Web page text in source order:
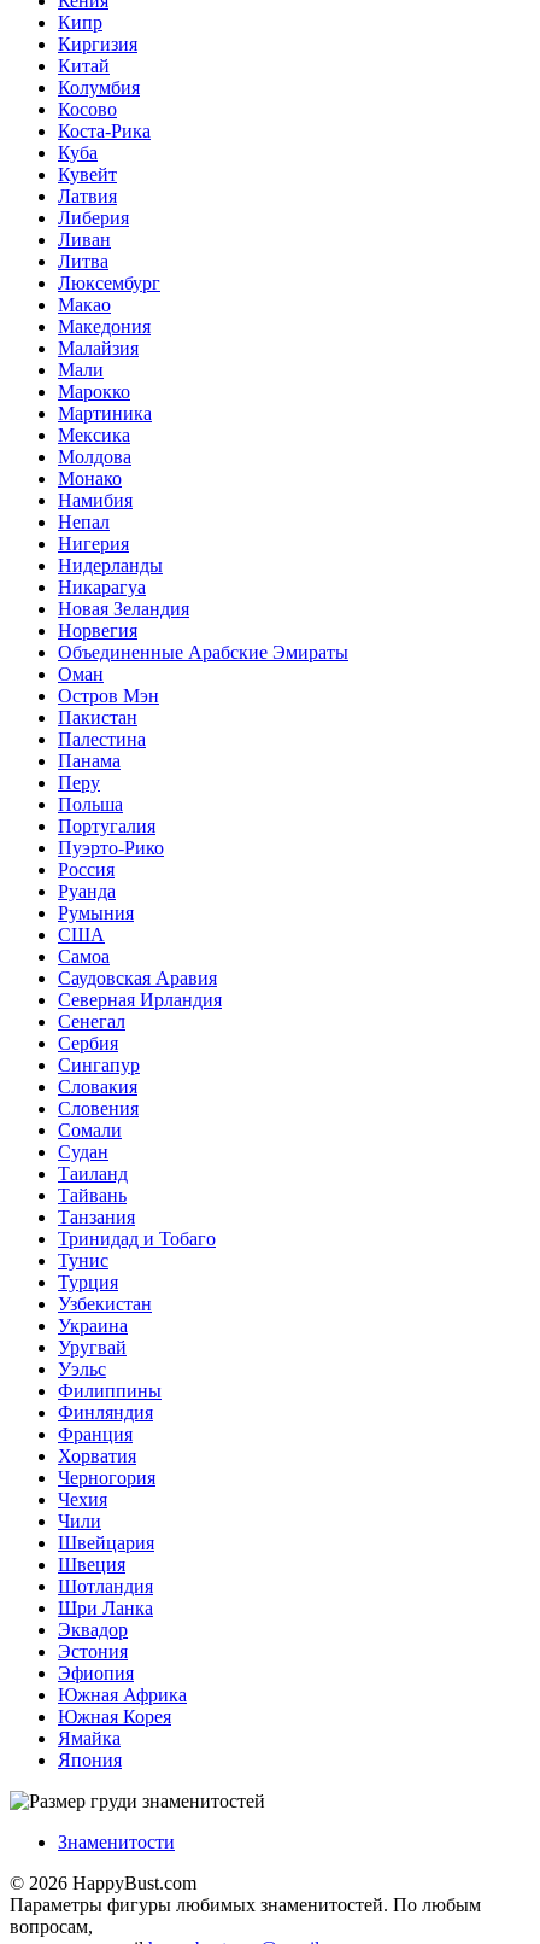
Кипр
Киргизия
Китай
Колумбия
Косово
Коста-Рика
Куба
Кувейт
Латвия
Либерия
Ливан
Литва
Люксембург
Макао
Македония
Малайзия
Мали
Марокко
Мартиника
Мексика
Молдова
Монако
Намибия
Непал
Нигерия
Нидерланды
Никарагуа
Новая Зеландия
Норвегия
Объединенные Арабские Эмираты
Оман
Остров Мэн
Пакистан
Палестина
Панама
Перу
Польша
Португалия
Пуэрто-Рико
Россия
Руанда
Румыния
США
Самоа
Саудовская Аравия
Северная Ирландия
Сенегал
Сербия
Сингапур
Словакия
Словения
Сомали
Судан
Таиланд
Тайвань
Танзания
Тринидад и Тобаго
Тунис
Турция
Узбекистан
Украина
Уругвай
Уэльс
Филиппины
Финляндия
Франция
Хорватия
Черногория
Чехия
Чили
Швейцария
Швеция
Шотландия
Шри Ланка
Эквадор
Эстония
Эфиопия
Южная Африка
Южная Корея
Ямайка
Япония
Знаменитости
© 2026 HappyBust.com
Параметры фигуры любимых знаменитостей. По любым
вопросам,